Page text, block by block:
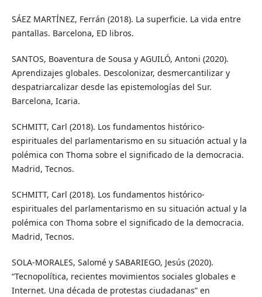
SÁEZ MARTÍNEZ, Ferrán (2018). La superficie. La vida entre
pantallas. Barcelona, ED libros.
SANTOS, Boaventura de Sousa y AGUILÓ, Antoni (2020).
Aprendizajes globales. Descolonizar, desmercantilizar y
despatriarcalizar desde las epistemologías del Sur.
Barcelona, Icaria.
SCHMITT, Carl (2018). Los fundamentos histórico-
espirituales del parlamentarismo en su situación actual y la
polémica con Thoma sobre el significado de la democracia.
Madrid, Tecnos.
SCHMITT, Carl (2018). Los fundamentos histórico-
espirituales del parlamentarismo en su situación actual y la
polémica con Thoma sobre el significado de la democracia.
Madrid, Tecnos.
SOLA-MORALES, Salomé y SABARIEGO, Jesús (2020).
“Tecnopolítica, recientes movimientos sociales globales e
Internet. Una década de protestas ciudadanas” en